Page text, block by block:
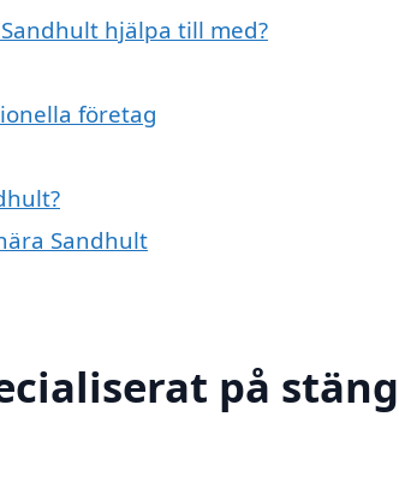
hjälpa till med?
företag
Sandhult
på